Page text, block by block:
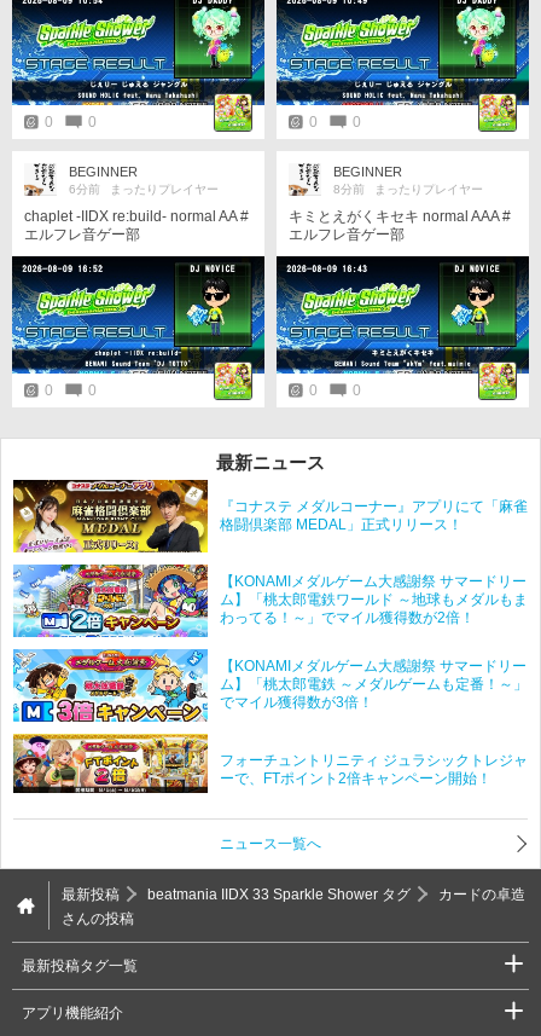
めこれから特攻しながらコツコツ
練習せねば！
0 0 0 0
BEGINNER
6分前 まったりプレイヤー
chaplet -IIDX re:build- normal AA #
エルフレ音ゲー部
0 0
BEGINNER
8分前 まったりプレイヤー
キミとえがくキセキ normal AAA #
エルフレ音ゲー部
0 0
最新ニュース
『コナステ メダルコーナー』アプリにて「麻雀
格闘倶楽部 MEDAL」正式リリース！
【KONAMIメダルゲーム大感謝祭 サマードリー
ム】「桃太郎電鉄ワールド ～地球もメダルもま
わってる！～」でマイル獲得数が2倍！
【KONAMIメダルゲーム大感謝祭 サマードリー
ム】「桃太郎電鉄 ～メダルゲームも定番！～」
でマイル獲得数が3倍！
フォーチュントリニティ ジュラシックトレジャ
ーで、FTポイント2倍キャンペーン開始！
ニュース一覧へ
最新投稿 beatmania IIDX 33 Sparkle Shower タグ
カードの卓造
さんの投稿
最新投稿タグ一覧
アプリ機能紹介